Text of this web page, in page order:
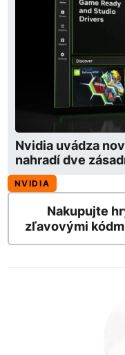
Nvidia uvádza
nahradí dve
NVIDIA
Nakupujte
zľavovými